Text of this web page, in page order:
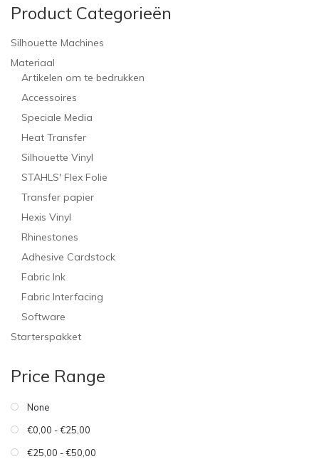
Product Categorieën
Silhouette Machines
Materiaal
Artikelen om te bedrukken
Accessoires
Speciale Media
Heat Transfer
Silhouette Vinyl
STAHLS' Flex Folie
Transfer papier
Hexis Vinyl
Rhinestones
Adhesive Cardstock
Fabric Ink
Fabric Interfacing
Software
Starterspakket
Price Range
None
€0,00 - €25,00
€25,00 - €50,00